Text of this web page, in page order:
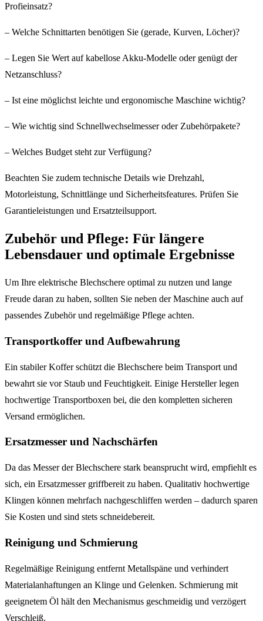
Profieinsatz?
– Welche Schnittarten benötigen Sie (gerade, Kurven, Löcher)?
– Legen Sie Wert auf kabellose Akku-Modelle oder genügt der
Netzanschluss?
– Ist eine möglichst leichte und ergonomische Maschine wichtig?
– Wie wichtig sind Schnellwechselmesser oder Zubehörpakete?
– Welches Budget steht zur Verfügung?
Beachten Sie zudem technische Details wie Drehzahl,
Motorleistung, Schnittlänge und Sicherheitsfeatures. Prüfen Sie
Garantieleistungen und Ersatzteilsupport.
Zubehör und Pflege: Für längere
Lebensdauer und optimale Ergebnisse
Um Ihre elektrische Blechschere optimal zu nutzen und lange
Freude daran zu haben, sollten Sie neben der Maschine auch auf
passendes Zubehör und regelmäßige Pflege achten.
Transportkoffer und Aufbewahrung
Ein stabiler Koffer schützt die Blechschere beim Transport und
bewahrt sie vor Staub und Feuchtigkeit. Einige Hersteller legen
hochwertige Transportboxen bei, die den kompletten sicheren
Versand ermöglichen.
Ersatzmesser und Nachschärfen
Da das Messer der Blechschere stark beansprucht wird, empfiehlt es
sich, ein Ersatzmesser griffbereit zu haben. Qualitativ hochwertige
Klingen können mehrfach nachgeschliffen werden – dadurch sparen
Sie Kosten und sind stets schneidebereit.
Reinigung und Schmierung
Regelmäßige Reinigung entfernt Metallspäne und verhindert
Materialanhaftungen an Klinge und Gelenken. Schmierung mit
geeignetem Öl hält den Mechanismus geschmeidig und verzögert
Verschleiß.